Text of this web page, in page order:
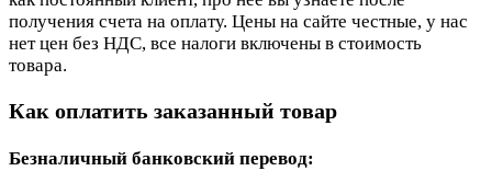
получения счета на оплату. Цены на сайте честные, у нас
нет цен без НДС, все налоги включены в стоимость
товара.
Как оплатить заказанный товар
Безналичный банковский перевод: